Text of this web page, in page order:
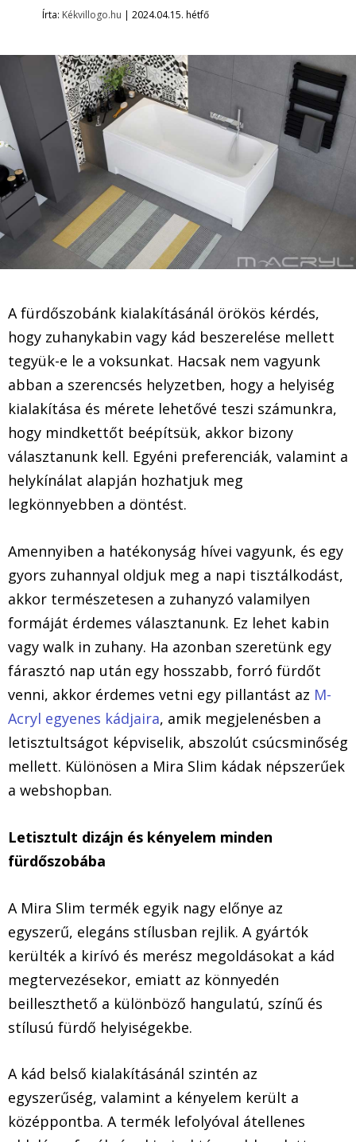
Írta: Kékvillogo.hu | 2024.04.15. hétfő
A fürdőszobánk kialakításánál örökös kérdés,
hogy zuhanykabin vagy kád beszerelése mellett
tegyük-e le a voksunkat. Hacsak nem vagyunk
abban a szerencsés helyzetben, hogy a helyiség
kialakítása és mérete lehetővé teszi számunkra,
hogy mindkettőt beépítsük, akkor bizony
választanunk kell. Egyéni preferenciák, valamint a
helykínálat alapján hozhatjuk meg
legkönnyebben a döntést.
Amennyiben a hatékonyság hívei vagyunk, és egy
gyors zuhannyal oldjuk meg a napi tisztálkodást,
akkor természetesen a zuhanyzó valamilyen
formáját érdemes választanunk. Ez lehet kabin
vagy walk in zuhany. Ha azonban szeretünk egy
fárasztó nap után egy hosszabb, forró fürdőt
venni, akkor érdemes vetni egy pillantást az M-
Acryl egyenes kádjaira, amik megjelenésben a
letisztultságot képviselik, abszolút csúcsminőség
mellett. Különösen a Mira Slim kádak népszerűek
a webshopban.
Letisztult dizájn és kényelem minden
fürdőszobába
A Mira Slim termék egyik nagy előnye az
egyszerű, elegáns stílusban rejlik. A gyártók
kerülték a kirívó és merész megoldásokat a kád
megtervezésekor, emiatt az könnyedén
beilleszthető a különböző hangulatú, színű és
stílusú fürdő helyiségekbe.
A kád belső kialakításánál szintén az
egyszerűség, valamint a kényelem került a
középpontba. A termék lefolyóval átellenes